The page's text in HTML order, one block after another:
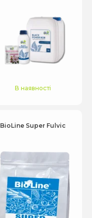
В наявності
BioLine Super Fulvic